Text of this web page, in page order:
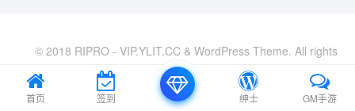
© 2018 RIPRO - VIP.YLIT.CC & WordPress Theme. All rights
reserved
XML地图 站长导航
首页 签到 绅士 GM手游